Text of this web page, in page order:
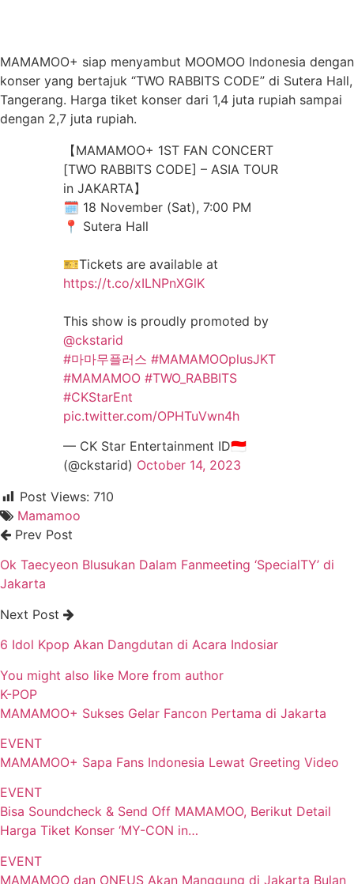
MAMAMOO+ siap menyambut MOOMOO Indonesia dengan
konser yang bertajuk “TWO RABBITS CODE” di Sutera Hall,
Tangerang. Harga tiket konser dari 1,4 juta rupiah sampai
dengan 2,7 juta rupiah.
【MAMAMOO+ 1ST FAN CONCERT
[TWO RABBITS CODE] – ASIA TOUR
in JAKARTA】
🗓️ 18 November (Sat), 7:00 PM
📍 Sutera Hall
🎫Tickets are available at
https://t.co/xILNPnXGlK
This show is proudly promoted by
@ckstarid
#마마무플러스 #MAMAMOOplusJKT
#MAMAMOO #TWO_RABBITS
#CKStarEnt
pic.twitter.com/OPHTuVwn4h
— CK Star Entertainment ID🇮🇩
(@ckstarid) October 14, 2023
Post Views: 710
Mamamoo
Prev Post
Ok Taecyeon Blusukan Dalam Fanmeeting ‘SpecialTY’ di
Jakarta
Next Post
6 Idol Kpop Akan Dangdutan di Acara Indosiar
You might also like More from author
K-POP
MAMAMOO+ Sukses Gelar Fancon Pertama di Jakarta
EVENT
MAMAMOO+ Sapa Fans Indonesia Lewat Greeting Video
EVENT
Bisa Soundcheck & Send Off MAMAMOO, Berikut Detail
Harga Tiket Konser ‘MY-CON in…
EVENT
MAMAMOO dan ONEUS Akan Manggung di Jakarta Bulan